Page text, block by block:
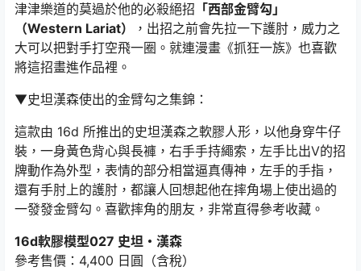
津津樂道的莫過於他的必殺絕招 「西部金臂勾」
（Western Lariat）
，出招之前會先拉一下護肘，威力之
大可以把對手打空飛一圈。就連漫畫《抓狂一族》也喜歡
將這招畫進作品裡。
▼史坦漢森使出的金臂勾之集錦：
這款由 16d 所推出的史坦漢森之軟膠人形，以他身穿牛仔
裝，一身黃色背心與長褲，右手手持繩索，左手比出V的招
牌動作為外型，表情的部分相當逼真傳神，左手的手指，
還有手肘上的護肘，都讓人回想起他在摔角場上使出過的
一發發金臂勾。喜歡摔角的朋友，非常直得參考收藏。
16d軟膠模型027 史坦・漢森
參考售價：4,400 日圓（含稅）